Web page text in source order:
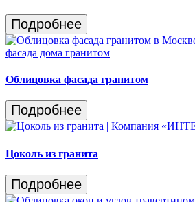
Подробнее
Облицовка фасада гранитом
Подробнее
Цоколь из гранита
Подробнее